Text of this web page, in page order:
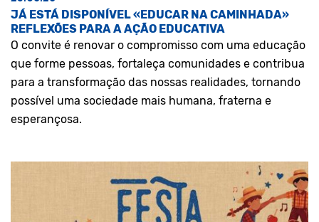
JÁ ESTÁ DISPONÍVEL «EDUCAR NA CAMINHADA»
REFLEXÕES PARA A AÇÃO EDUCATIVA
O convite é renovar o compromisso com uma educação
que forme pessoas, fortaleça comunidades e contribua
para a transformação das nossas realidades, tornando
possível uma sociedade mais humana, fraterna e
esperançosa.